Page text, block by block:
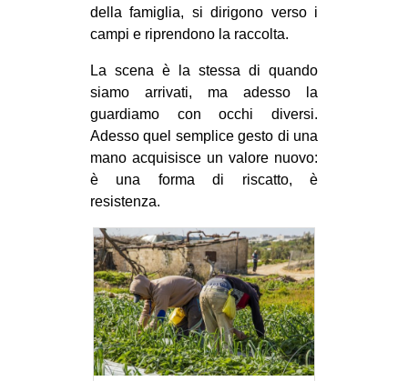
della famiglia, si dirigono verso i
campi e riprendono la raccolta.
La scena è la stessa di quando
siamo arrivati, ma adesso la
guardiamo con occhi diversi.
Adesso quel semplice gesto di una
mano acquisisce un valore nuovo:
è una forma di riscatto, è
resistenza.